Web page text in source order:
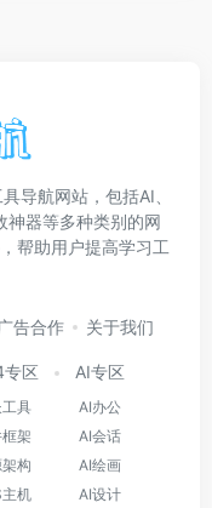
导航网站，包括AI、
神器等多种类别的网
帮助用户提高学习工
广告合作 关于我们
区
具
架
构
机
AI专区
AI办公
AI会话
AI绘画
AI设计